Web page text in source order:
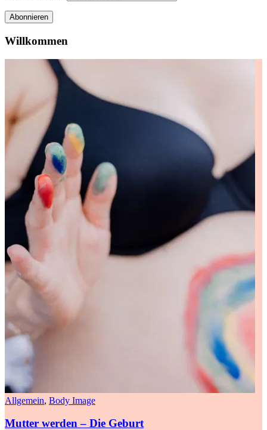
Abonnieren
Willkommen
Allgemein, Body Image
Mutter werden – Die Geburt